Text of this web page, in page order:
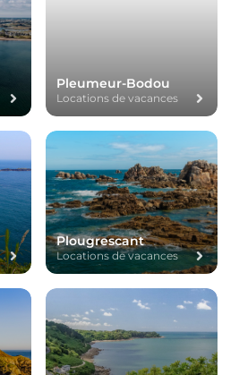
Pleumeur-Bodou
Locations de vacances
Plougrescant
Locations de vacances